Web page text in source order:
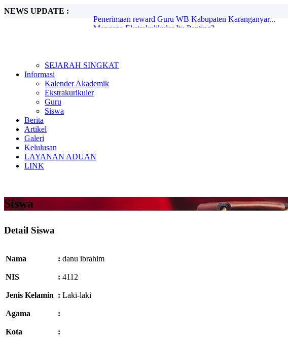
NEWS UPDATE :
Mengapa Ekstrakulikuler Itu Penting?...
Mengenal Sejarah G30S PKI...
Tugas Libur Corona...
Beasiswa SMA di Singapura untuk Pelajar Indonesia FULL...
E-Learning dan Manfaatnya Pada Pendidikan...
SEJARAH SINGKAT
Informasi
Kalender Akademik
Ekstrakurikuler
Guru
Siswa
Berita
Artikel
Galeri
Kelulusan
LAYANAN ADUAN
LINK
Siswa
Detail Siswa
Nama : danu ibrahim
NIS : 4112
Jenis Kelamin : Laki-laki
Agama :
Kota :